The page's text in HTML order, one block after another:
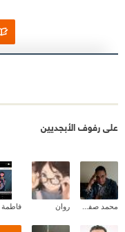
على رفوف الأبجديين
روان